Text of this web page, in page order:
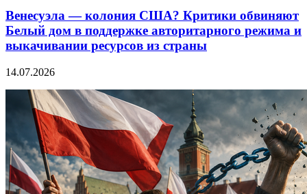
Венесуэла — колония США? Критики обвиняют
Белый дом в поддержке авторитарного режима и
выкачивании ресурсов из страны
14.07.2026